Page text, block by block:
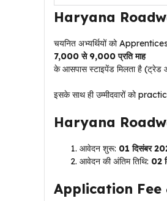
Haryana
चयनित अभ्यर्थियों को
₹7,000 से ₹9,000 प्रति माह
के आसपास स्टाइपेंड मिलता है (ट्रेड
इसके साथ ही उम्मीदवारों को
Haryana
आवेदन शुरू: 01 दिसंबर
आवेदन की अंतिम तिथि: 02
Application Fee